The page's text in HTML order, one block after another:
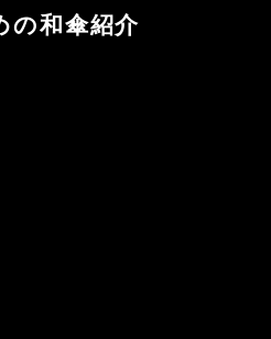
の和傘紹介